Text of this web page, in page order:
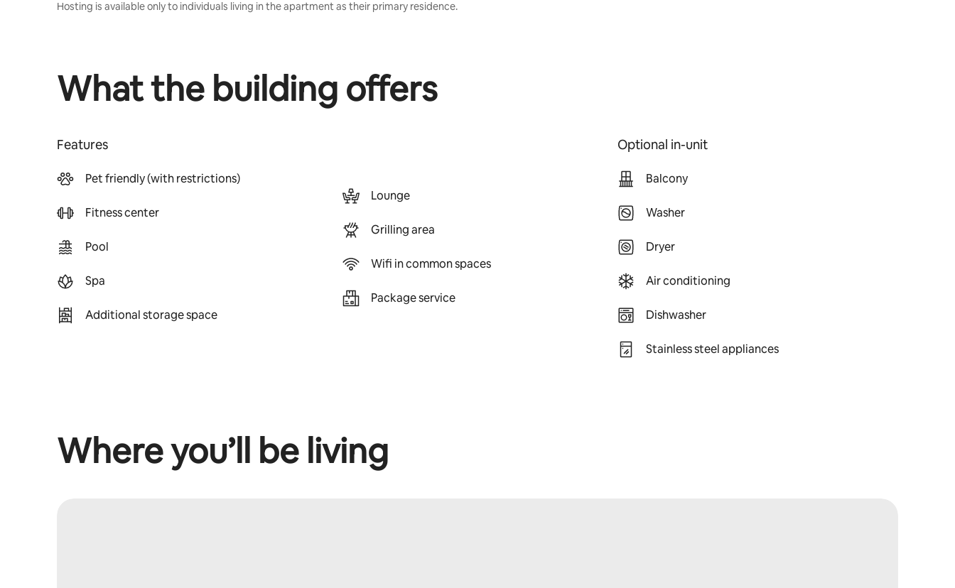
Hosting is available only to individuals living in the apartment as their primary residence.
What the building offers
Features
Pet friendly (with restrictions)
Fitness center
Pool
Spa
Additional storage space
Lounge
Grilling area
Wifi in common spaces
Package service
Optional in-unit
Balcony
Washer
Dryer
Air conditioning
Dishwasher
Stainless steel appliances
Where you’ll be living